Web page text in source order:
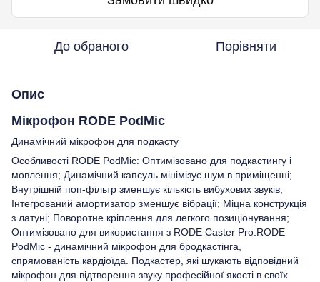
До обраного Порівняти
Опис
Мікрофон RODE PodMic
Динамічний мікрофон для подкасту
Особливості RODE PodMic: Оптимізовано для подкастингу і
мовлення; Динамічний капсуль мінімізує шум в приміщенні;
Внутрішній поп-фільтр зменшує кількість вибухових звуків;
Інтегрований амортизатор зменшує вібрації; Міцна конструкція
з латуні; Поворотне кріплення для легкого позиціонування;
Оптимізовано для використання з RODE Caster Pro.RODE
PodMic - динамічний мікрофон для бродкаcтінга,
спрямованість кардіоїда. Подкастер, які шукають відповідний
мікрофон для відтворення звуку професійної якості в своїх